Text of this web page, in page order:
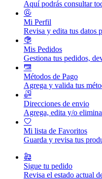
Aquí podrás consultar
Mi Perfil
Revisa y edita tus datos
Mis Pedidos
Gestiona tus pedidos,
Métodos de Pago
Agrega y valida tus
Direcciones de envio
Agrega, edita y/o
Mi lista de Favoritos
Guarda y revisa tus
Sigue tu pedido
Revisa el estado actual